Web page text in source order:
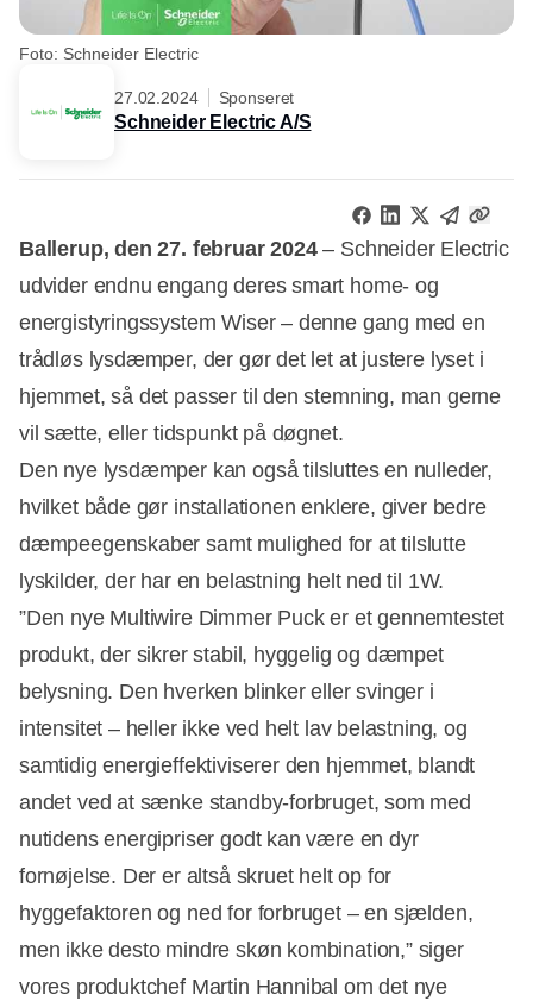
Foto: Schneider Electric
27.02.2024 Sponseret
Schneider Electric A/S
Ballerup, den 27. februar 2024– Schneider Electric
udvider endnu engang deres smart home- og
energistyringssystem Wiser – denne gang med en
trådløs lysdæmper, der gør det let at justere lyset i
hjemmet, så det passer til den stemning, man gerne
vil sætte, eller tidspunkt på døgnet.
Den nye lysdæmper kan også tilsluttes en nulleder,
hvilket både gør installationen enklere, giver bedre
dæmpeegenskaber samt mulighed for at tilslutte
lyskilder, der har en belastning helt ned til 1W.
”Den nye Multiwire Dimmer Puck er et gennemtestet
produkt, der sikrer stabil, hyggelig og dæmpet
belysning. Den hverken blinker eller svinger i
intensitet – heller ikke ved helt lav belastning, og
samtidig energieffektiviserer den hjemmet, blandt
andet ved at sænke standby-forbruget, som med
nutidens energipriser godt kan være en dyr
fornøjelse. Der er altså skruet helt op for
hyggefaktoren og ned for forbruget – en sjælden,
men ikke desto mindre skøn kombination,” siger
vores produktchef Martin Hannibal om det nye